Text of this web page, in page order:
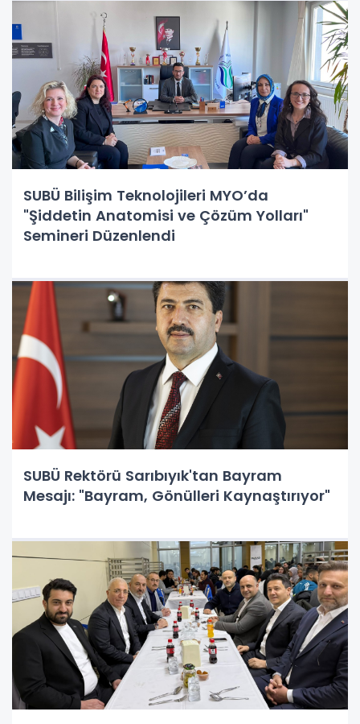
SUBÜ Bilişim Teknolojileri MYO’da
"Şiddetin Anatomisi ve Çözüm Yolları"
Semineri Düzenlendi
SUBÜ Rektörü Sarıbıyık'tan Bayram
Mesajı: "Bayram, Gönülleri Kaynaştırıyor"